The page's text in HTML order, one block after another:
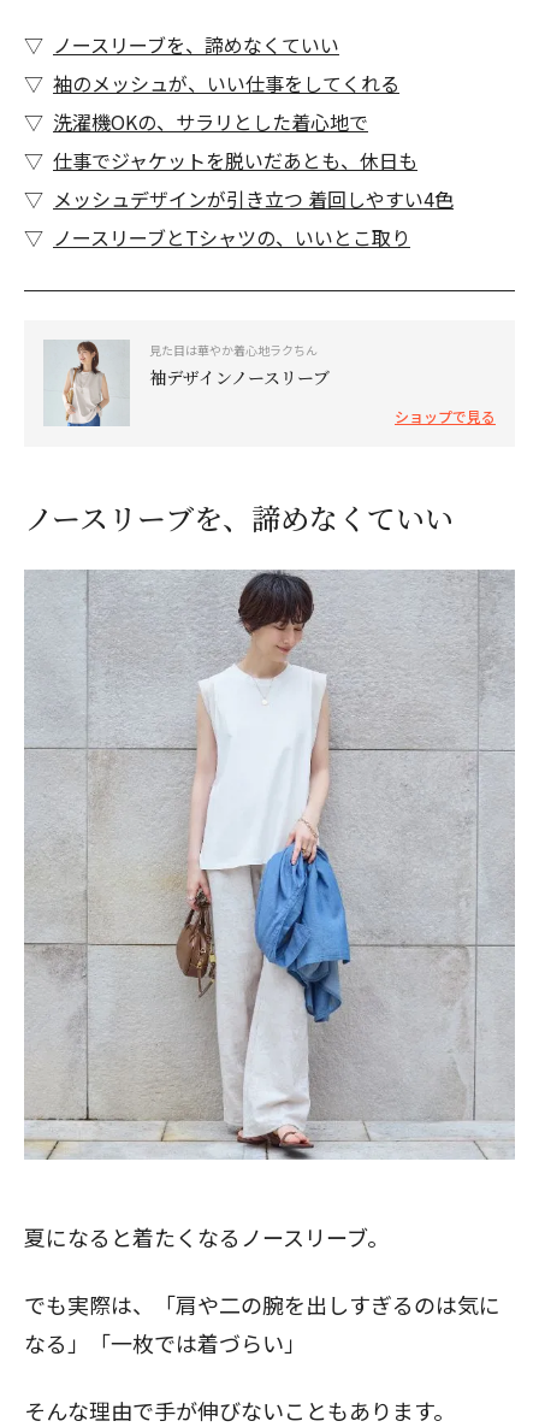
ノースリーブを、諦めなくていい
袖のメッシュが、いい仕事をしてくれる
洗濯機OKの、サラリとした着心地で
仕事でジャケットを脱いだあとも、休日も
メッシュデザインが引き立つ 着回しやすい4色
ノースリーブとTシャツの、いいとこ取り
見た目は華やか着心地ラクちん
袖デザインノースリーブ
ショップで見る
ノースリーブを、諦めなくていい
夏になると着たくなるノースリーブ。
でも実際は、「肩や二の腕を出しすぎるのは気に
なる」「一枚では着づらい」
そんな理由で手が伸びないこともあります。